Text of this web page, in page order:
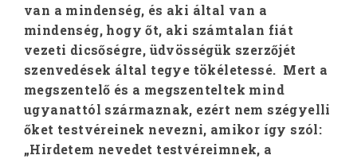
van a mindenség, és aki által van a
mindenség, hogy őt, aki számtalan fiát
vezeti dicsőségre, üdvösségük szerzőjét
szenvedések által tegye tökéletessé. Mert a
megszentelő és a megszenteltek mind
ugyanattól származnak, ezért nem szégyelli
őket testvéreinek nevezni, amikor így szól:
„Hirdetem nevedet testvéreimnek, a